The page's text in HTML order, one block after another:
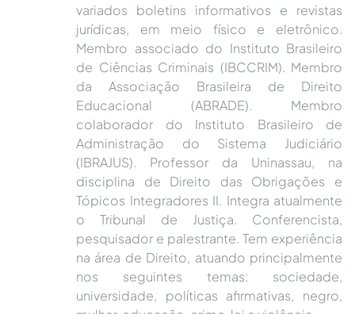
variados boletins informativos e revistas
jurídicas, em meio físico e eletrônico.
Membro associado do Instituto Brasileiro
de Ciências Criminais (IBCCRIM). Membro
da Associação Brasileira de Direito
Educacional (ABRADE). Membro
colaborador do Instituto Brasileiro de
Administração do Sistema Judiciário
(IBRAJUS). Professor da Uninassau, na
disciplina de Direito das Obrigações e
Tópicos Integradores II. Integra atualmente
o Tribunal de Justiça. Conferencista,
pesquisador e palestrante. Tem experiência
na área de Direito, atuando principalmente
nos seguintes temas: sociedade,
universidade, políticas afirmativas, negro,